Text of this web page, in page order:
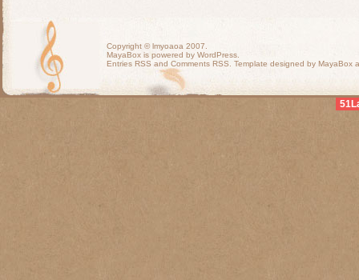
Copyright ©lmyoaoa 2007.
MayaBox is powered by WordPress.
Entries RSS and Comments RSS . Template designed by MayaBox